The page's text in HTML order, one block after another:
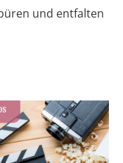
und entfalten